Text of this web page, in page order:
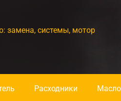
замена, системы, мотор
Расходники Масло